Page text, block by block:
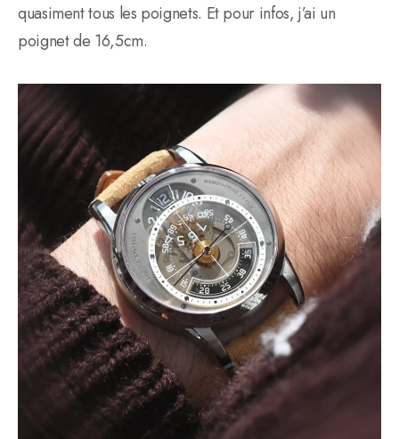
quasiment tous les poignets. Et pour infos, j’ai un
poignet de 16,5cm.